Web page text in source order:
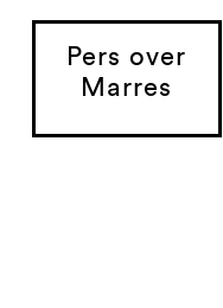
Pers over
Marres